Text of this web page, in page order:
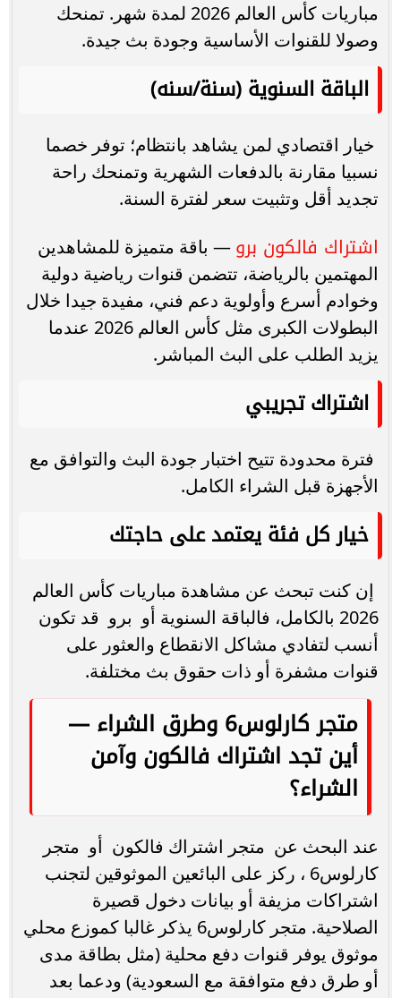
مباريات كأس العالم 2026 لمدة شهر. تمنحك
وصولا للقنوات الأساسية وجودة بث جيدة.
الباقة السنوية (سنة/سنه)
خيار اقتصادي لمن يشاهد بانتظام؛ توفر خصما
نسبيا مقارنة بالدفعات الشهرية وتمنحك راحة
تجديد أقل وتثبيت سعر لفترة السنة.
اشتراك فالكون برو — باقة متميزة للمشاهدين
المهتمين بالرياضة، تتضمن قنوات رياضية دولية
وخوادم أسرع وأولوية دعم فني، مفيدة جيدا خلال
البطولات الكبرى مثل كأس العالم 2026 عندما
يزيد الطلب على البث المباشر.
اشتراك تجريبي
فترة محدودة تتيح اختبار جودة البث والتوافق مع
الأجهزة قبل الشراء الكامل.
خيار كل فئة يعتمد على حاجتك
إن كنت تبحث عن مشاهدة مباريات كأس العالم
2026 بالكامل، فالباقة السنوية أو برو قد تكون
أنسب لتفادي مشاكل الانقطاع والعثور على
قنوات مشفرة أو ذات حقوق بث مختلفة.
متجر كارلوس6 وطرق الشراء —
أين تجد اشتراك فالكون وآمن
الشراء؟
عند البحث عن متجر اشتراك فالكون أو متجر
كارلوس6 ، ركز على البائعين الموثوقين لتجنب
اشتراكات مزيفة أو بيانات دخول قصيرة
الصلاحية. متجر كارلوس6 يذكر غالبا كموزع محلي
موثوق يوفر قنوات دفع محلية (مثل بطاقة مدى
أو طرق دفع متوافقة مع السعودية) ودعما بعد